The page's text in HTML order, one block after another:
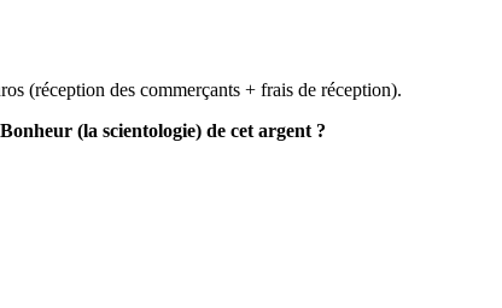
(réception des commerçants + frais de réception).
(la scientologie) de cet argent ?